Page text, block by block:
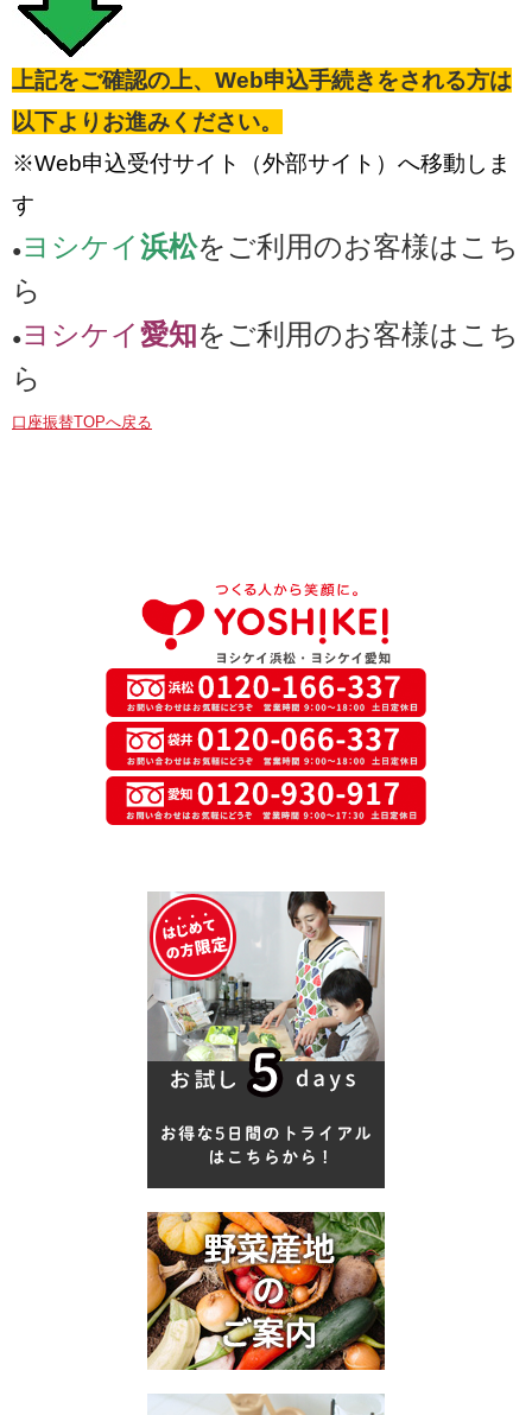
上記をご確認の上、Web申込手続きをされる方は
以下よりお進みください。
※Web申込受付サイト（外部サイト）へ移動しま
す
●ヨシケイ浜松をご利用のお客様は こち
ら
●ヨシケイ愛知をご利用のお客様は こち
ら
口座振替TOPへ戻る